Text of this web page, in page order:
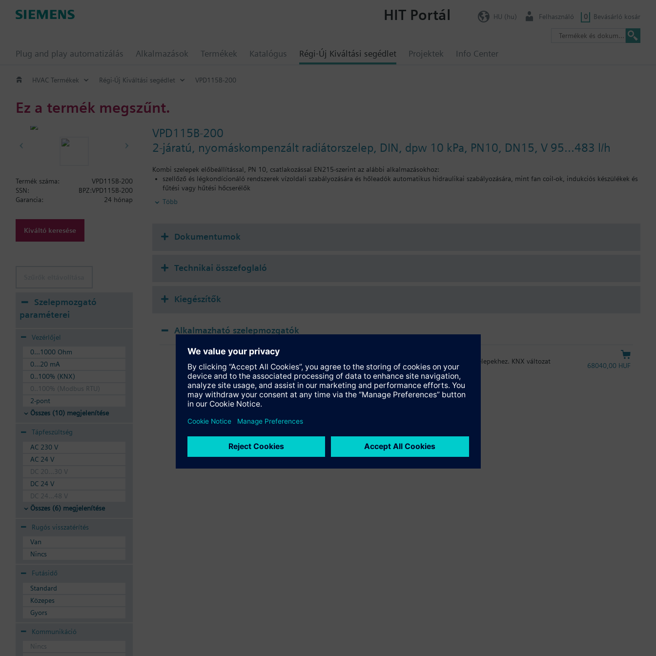
Plug and play automatizálás Alkalmazások Termékek Katalógus Régi-Új Kiváltási segédlet Projektek Info Center
HIT Portál HU (hu) Felhasználó 0 Bevásárló kosár
HVAC Termékek Régi-Új Kiváltási segédlet VPD115B-200
Ez a termék megszűnt.
VPD115B-200
2-járatú, nyomáskompenzált radiátorszelep, DIN, dpw 10 kPa, PN10, DN15, V 95...483 l/h
Kombi szelepek előbeállítással, PN 10, csatlakozással EN215-szerint az alábbi alkalmazásokhoz:
szellőző és légkondícionáló rendszerek vízoldali szabályozására és hőleadók automatikus hidraulikai szabályozására, mint fan coil-ok, indukciós készülékek és
fűtési vagy hűtési hőcserélők
Zárt körökhöz
Engedélyezett közeg: víz (VDI 2035-szerint), fagyvállóval kevert víz
Több
Termék száma:
VPD115B-200
SSN:
BPZ:VPD115B-200
Garancia:
24 hónap
Kiváltó keresése
Szelepmozgató
paraméterei
Vezérlőjel
0...1000 Ohm
0...20 mA
0..100% (KNX)
0..100% (Modbus RTU)
2-pont
Összes (10) megjelenítése
Tápfeszültség
AC 230 V
AC 24 V
DC 20...30 V
DC 24 V
DC 24...48 V
Összes (6) megjelenítése
Rugós visszatérítés
Van
Nincs
Futásidő
Standard
Közepes
Gyors
Kommunikáció
Nincs
Dokumentumok
Technikai összefoglaló
Kiegészítők
Alkalmazható szelepmozgatók
SSA118.09HKN
Elektromotoros szelepmozgató 100 N állítóerővel, 1.2...6.5 mm szelepszár elmozdulású szelepekhez. KNX változat
68040,00 HUF